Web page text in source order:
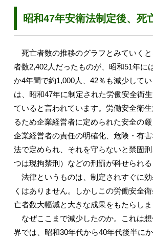
昭和47年安衛法制定後、死
死亡者数の推移のグラフとみていく
者数2,402人だったものが、昭和51年に
か4年間で約1,000人、42％も減少して
は、昭和47年に制定された労働安全衛
ていると言われています。労働安全衛
るため企業経営者に定められた安全の厳
企業経営者の責任の明確化、危険・有
法で定められ、それを守らないと禁固
つは現拘禁刑）などの刑罰が科せられる
法律というものは、制定されすぐに
くはありません。しかしこの労働安全
亡者数大幅減と大きな成果をもたらしま
なぜここまで減少したのか。これは
界では、昭和30年代から40年代後半に